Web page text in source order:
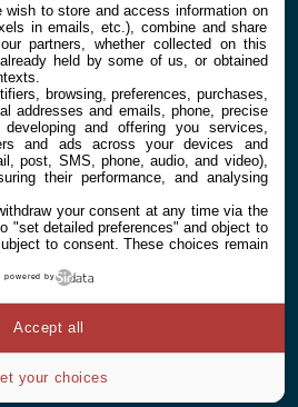
À PROPOS
Contact
wish to store and access information on
in emails, etc.), combine and share
partners, whether collected on this
held by some of us, or obtained
browsing, preferences, purchases,
addresses and emails, phone, precise
and offering you services,
and ads across your devices and
post, SMS, phone, audio, and video),
their performance, and analysing
your consent at any time via the
"set detailed preferences" and object to
to consent. These choices remain
powered by
your choices
Accept all